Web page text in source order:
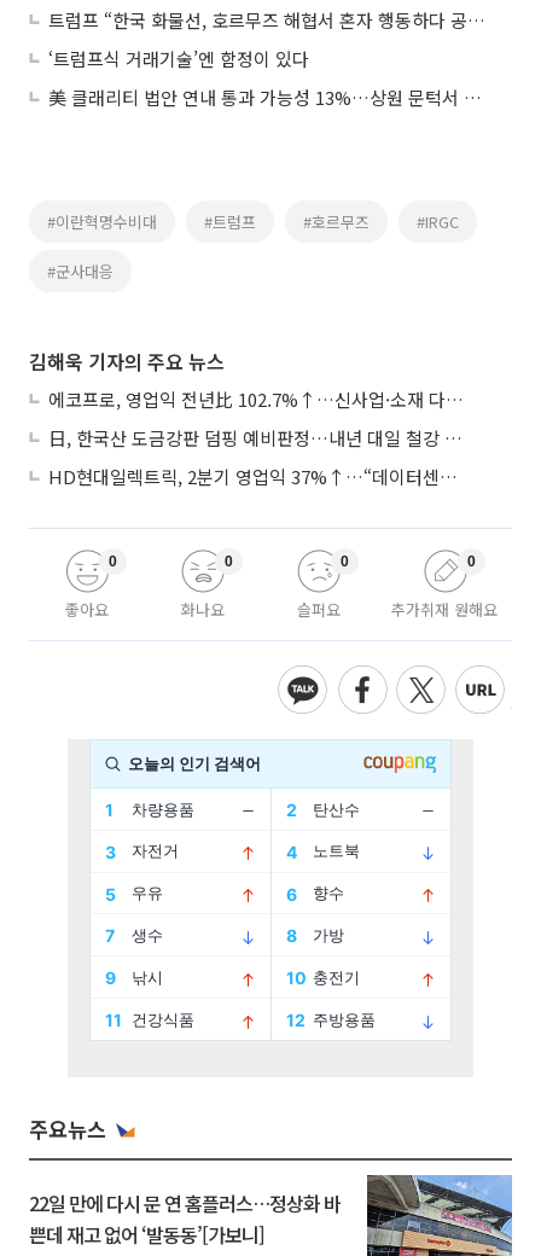
트럼프 “한국 화물선, 호르무즈 해협서 혼자 행동하다 공격당해”
‘트럼프식 거래기술’엔 함정이 있다
美 클래리티 법안 연내 통과 가능성 13%…상원 문턱서 제동
#이란혁명수비대 #트럼프 #호르무즈 #IRGC
#군사대응
김해욱 기자의 주요 뉴스
에코프로, 영업익 전년比 102.7%↑…신사업·소재 다각화 박차
日, 한국산 도금강판 덤핑 예비판정…내년 대일 철강 수출 ‘빨간불’
HD현대일렉트릭, 2분기 영업익 37%↑…“데이터센터 사업, 새로운 성장 축”
좋아요
0
화나요
0
슬퍼요
0
추가취재 원해요
0
주요뉴스
22일 만에 다시 문 연 홈플러스…정상화 바
쁜데 재고 없어 ‘발동동’[가보니]